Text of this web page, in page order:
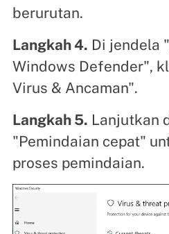
berurutan.
Langkah 4. Di jendela
Windows Defender",
Virus & Ancaman".
Langkah 5. Lanjutkan
"Pemindaian cepat"
proses pemindaian.